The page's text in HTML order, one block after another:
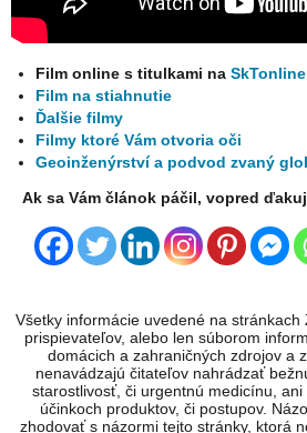
Film online s titulkami naSkTonline
Film na stiahnutie
Ďalšie filmy
Filmy ktoré Vám otvoria oči
Geoinženýrství a podvod zvaný
Ak sa Vám článok páčil, vopred
Všetky informácie uvedené na stránkach
prispievateľov, alebo len súborom
domácich a zahraničných zdrojov a
nenavádzajú čitateľov nahrádzať
starostlivosť, či urgentnú medicínu,
účinkoch produktov, či postupov.
zhodovať s názormi tejto stránky, ktorá